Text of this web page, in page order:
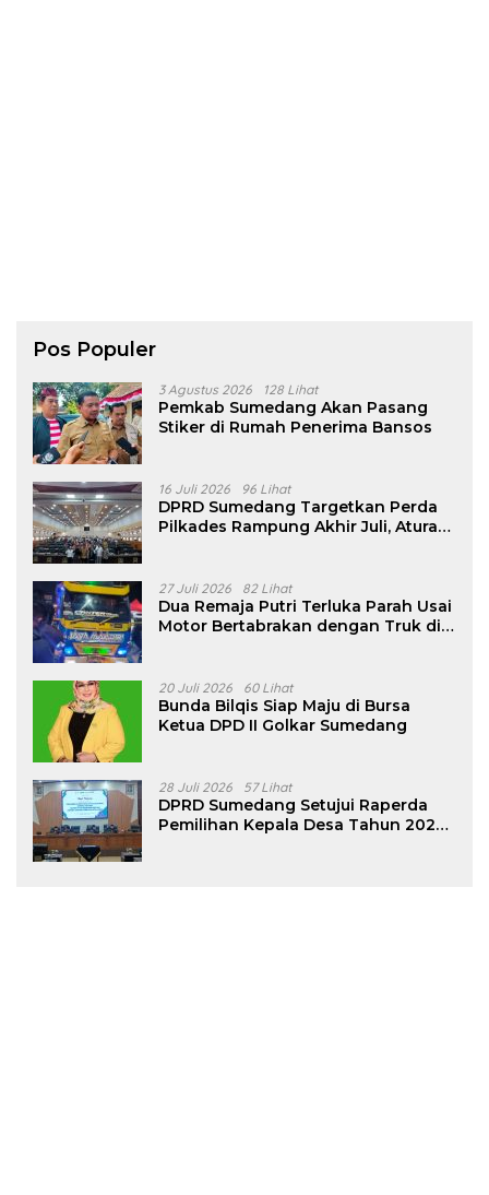
Pos Populer
3 Agustus 2026 128 Lihat
Pemkab Sumedang Akan Pasang
Stiker di Rumah Penerima Bansos
16 Juli 2026 96 Lihat
DPRD Sumedang Targetkan Perda
Pilkades Rampung Akhir Juli, Aturan
27 Juli 2026 82 Lihat
Dua Remaja Putri Terluka Parah Usai
Motor Bertabrakan dengan Truk di
20 Juli 2026 60 Lihat
Bunda Bilqis Siap Maju di Bursa
Ketua DPD II Golkar Sumedang
28 Juli 2026 57 Lihat
DPRD Sumedang Setujui Raperda
Pemilihan Kepala Desa Tahun 2026